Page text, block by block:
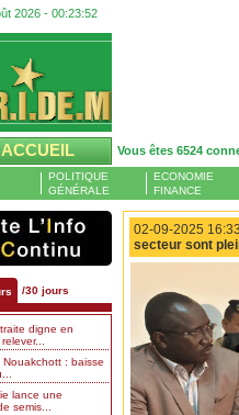
2026 - 00:23:53
ACCUEIL Vous êtes 6524
POLITIQUE
GÉNÉRALE
ECONOMIE
FINANCE
/30 jours
digne en
: baisse
lance une
semis...
02-09-2025
secteur sont